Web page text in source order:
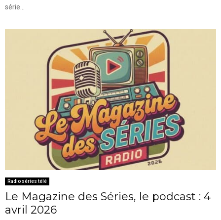
série...
Radio séries télé
Le Magazine des Séries, le podcast : 4
avril 2026